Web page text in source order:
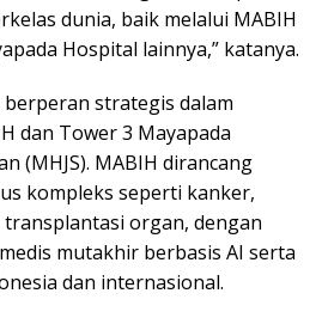
dunia, baik melalui MABIH
Hospital lainnya,” katanya.
strategis dalam
dan Tower 3 Mayapada
(MHJS). MABIH dirancang
kompleks seperti kanker,
organ, dengan
mutakhir berbasis AI serta
dan internasional.